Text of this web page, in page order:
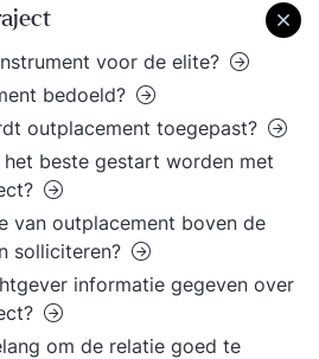
voor de elite?
bedoeld?
outplacement toegepast?
beste gestart worden met
van outplacement boven de
solliciteren?
informatie gegeven over
om de relatie goed te